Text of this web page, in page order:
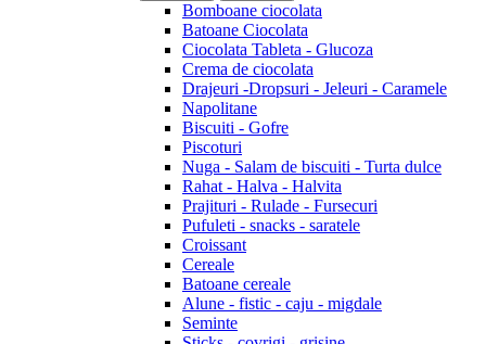
Bomboane ciocolata
Batoane Ciocolata
Ciocolata Tableta - Glucoza
Crema de ciocolata
Drajeuri -Dropsuri - Jeleuri - Caramele
Napolitane
Biscuiti - Gofre
Piscoturi
Nuga - Salam de biscuiti - Turta dulce
Rahat - Halva - Halvita
Prajituri - Rulade - Fursecuri
Pufuleti - snacks - saratele
Croissant
Cereale
Batoane cereale
Alune - fistic - caju - migdale
Seminte